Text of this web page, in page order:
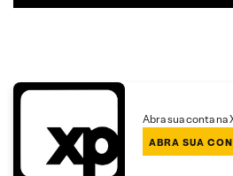
Abra sua conta
ABRA SUA